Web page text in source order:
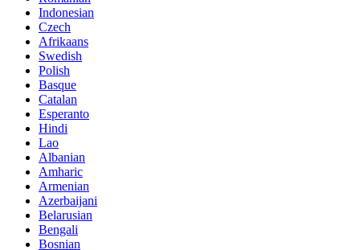
Indonesian
Czech
Afrikaans
Swedish
Polish
Basque
Catalan
Esperanto
Hindi
Lao
Albanian
Amharic
Armenian
Azerbaijani
Belarusian
Bengali
Bosnian